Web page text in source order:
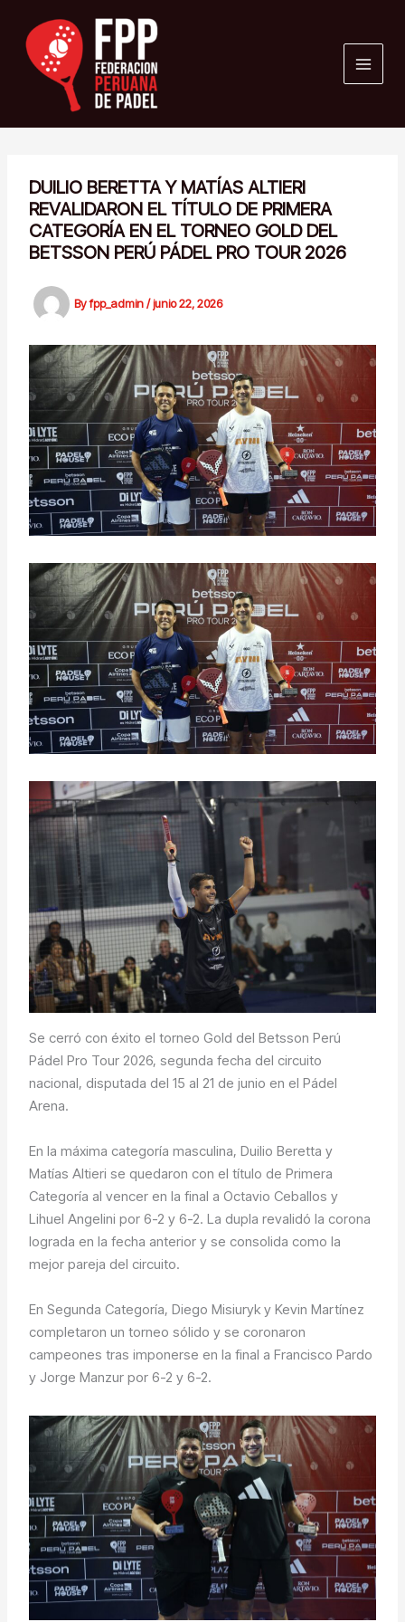
content
DUILIO BERETTA Y MATÍAS ALTIERI
REVALIDARON EL TÍTULO DE PRIMERA
CATEGORÍA EN EL TORNEO GOLD DEL
BETSSON PERÚ PÁDEL PRO TOUR 2026
Byfpp_admin/junio 22, 2026
Se cerró con éxito el torneo Gold del Betsson Perú
Pádel Pro Tour 2026, segunda fecha del circuito
nacional, disputada del 15 al 21 de junio en el Pádel
Arena.
En la máxima categoría masculina, Duilio Beretta y
Matías Altieri se quedaron con el título de Primera
Categoría al vencer en la final a Octavio Ceballos y
Lihuel Angelini por 6-2 y 6-2. La dupla revalidó la corona
lograda en la fecha anterior y se consolida como la
mejor pareja del circuito.
En Segunda Categoría, Diego Misiuryk y Kevin Martínez
completaron un torneo sólido y se coronaron
campeones tras imponerse en la final a Francisco Pardo
y Jorge Manzur por 6-2 y 6-2.